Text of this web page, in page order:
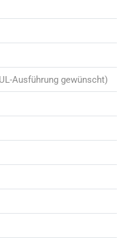
Ausführung gewünscht)